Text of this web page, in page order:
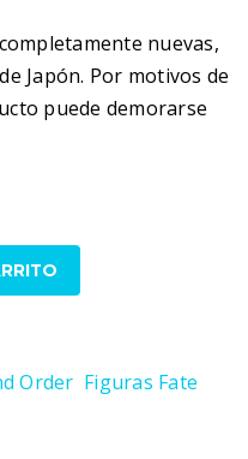
nuevas,
Japón. Por motivos de
puede demorarse
Order Figuras Fate